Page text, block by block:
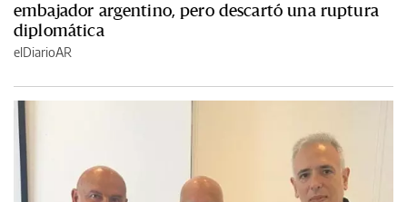
embajador argentino, pero descartó una ruptura
diplomática
elDiarioAR